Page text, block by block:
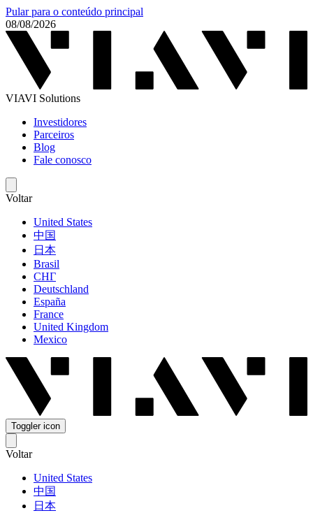
Pular para o conteúdo principal
08/08/2026
VIAVI Solutions
Investidores
Parceiros
Blog
Fale conosco
Voltar
United States
中国
日本
Brasil
СНГ
Deutschland
España
France
United Kingdom
Mexico
Toggler icon
Voltar
United States
中国
日本